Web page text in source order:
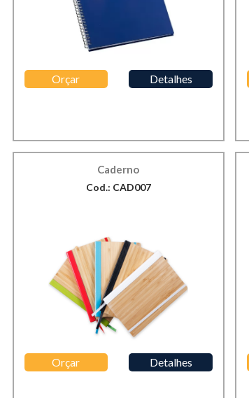
Orçar Detalhes
Caderno
Cod.: CAD007
Orçar Detalhes